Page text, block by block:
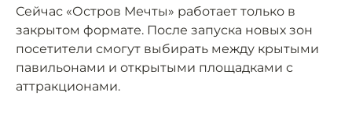
Сейчас «Остров Мечты» работает только в
закрытом формате. После запуска новых зон
посетители смогут выбирать между крытыми
павильонами и открытыми площадками с
аттракционами.